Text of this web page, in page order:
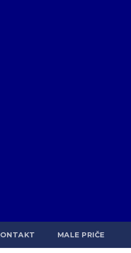
MALE PRIČE